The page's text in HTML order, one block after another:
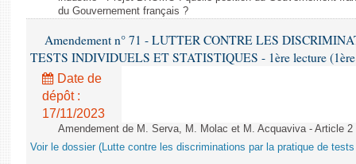
du Gouvernement français ?
Amendement n° 71 - LUTTER CONTRE LES
TESTS INDIVIDUELS ET STATISTIQUES - 1ère lecture (1ère
Date de
dépôt :
17/11/2023
Amendement de M. Serva, M. Molac et M. Acquaviva - Article
Voir le dossier (Lutte contre les discriminations par la pratique de